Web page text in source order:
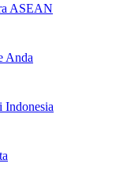
ASEAN
Anda